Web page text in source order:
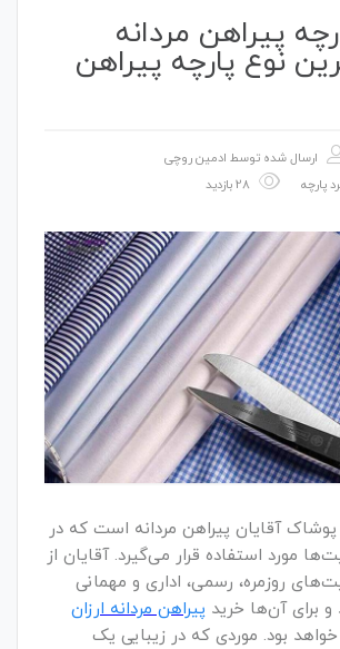
پیراهن مردانه
نوع پارچه پیراهن
ارسال شده توسط ادمین روچی
پارچه
آقایان پیراهن مردانه است که در
مورد استفاده قرار می‌گیرد. آقایان از
روزمره، رسمی، اداری و مهمانی
برای آن‌ها خرید پیراهن مردانه ارزان
بود. موردی که در زیبایی یک